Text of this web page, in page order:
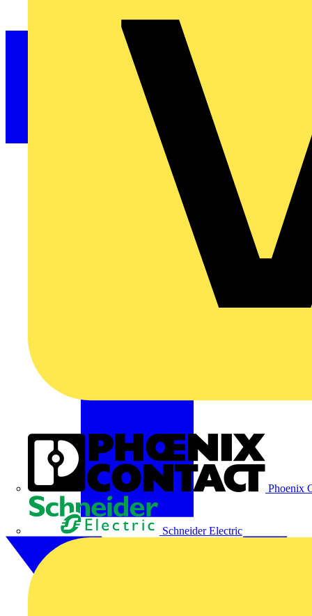
Phoenix
Schneider Electric